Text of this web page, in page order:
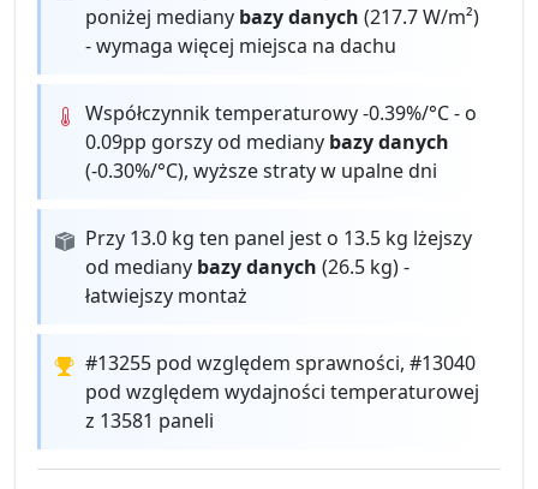
poniżej mediany bazy danych (217.7 W/m²)
- wymaga więcej miejsca na dachu
Współczynnik temperaturowy -0.39%/°C - o
0.09pp gorszy od mediany bazy danych
(-0.30%/°C), wyższe straty w upalne dni
Przy 13.0 kg ten panel jest o 13.5 kg lżejszy
od mediany bazy danych (26.5 kg) -
łatwiejszy montaż
#13255 pod względem sprawności, #13040
pod względem wydajności temperaturowej
z 13581 paneli